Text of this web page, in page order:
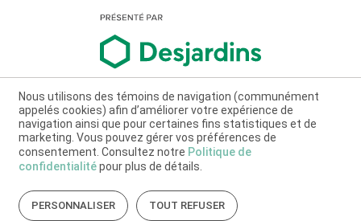
Nous utilisons des témoins de navigation (communément
appelés cookies) afin d’améliorer votre expérience de
navigation ainsi que pour certaines fins statistiques et de
marketing. Vous pouvez gérer vos préférences de
consentement. Consultez notre Politique de
confidentialitépour plus de détails.
PERSONNALISER TOUT REFUSER